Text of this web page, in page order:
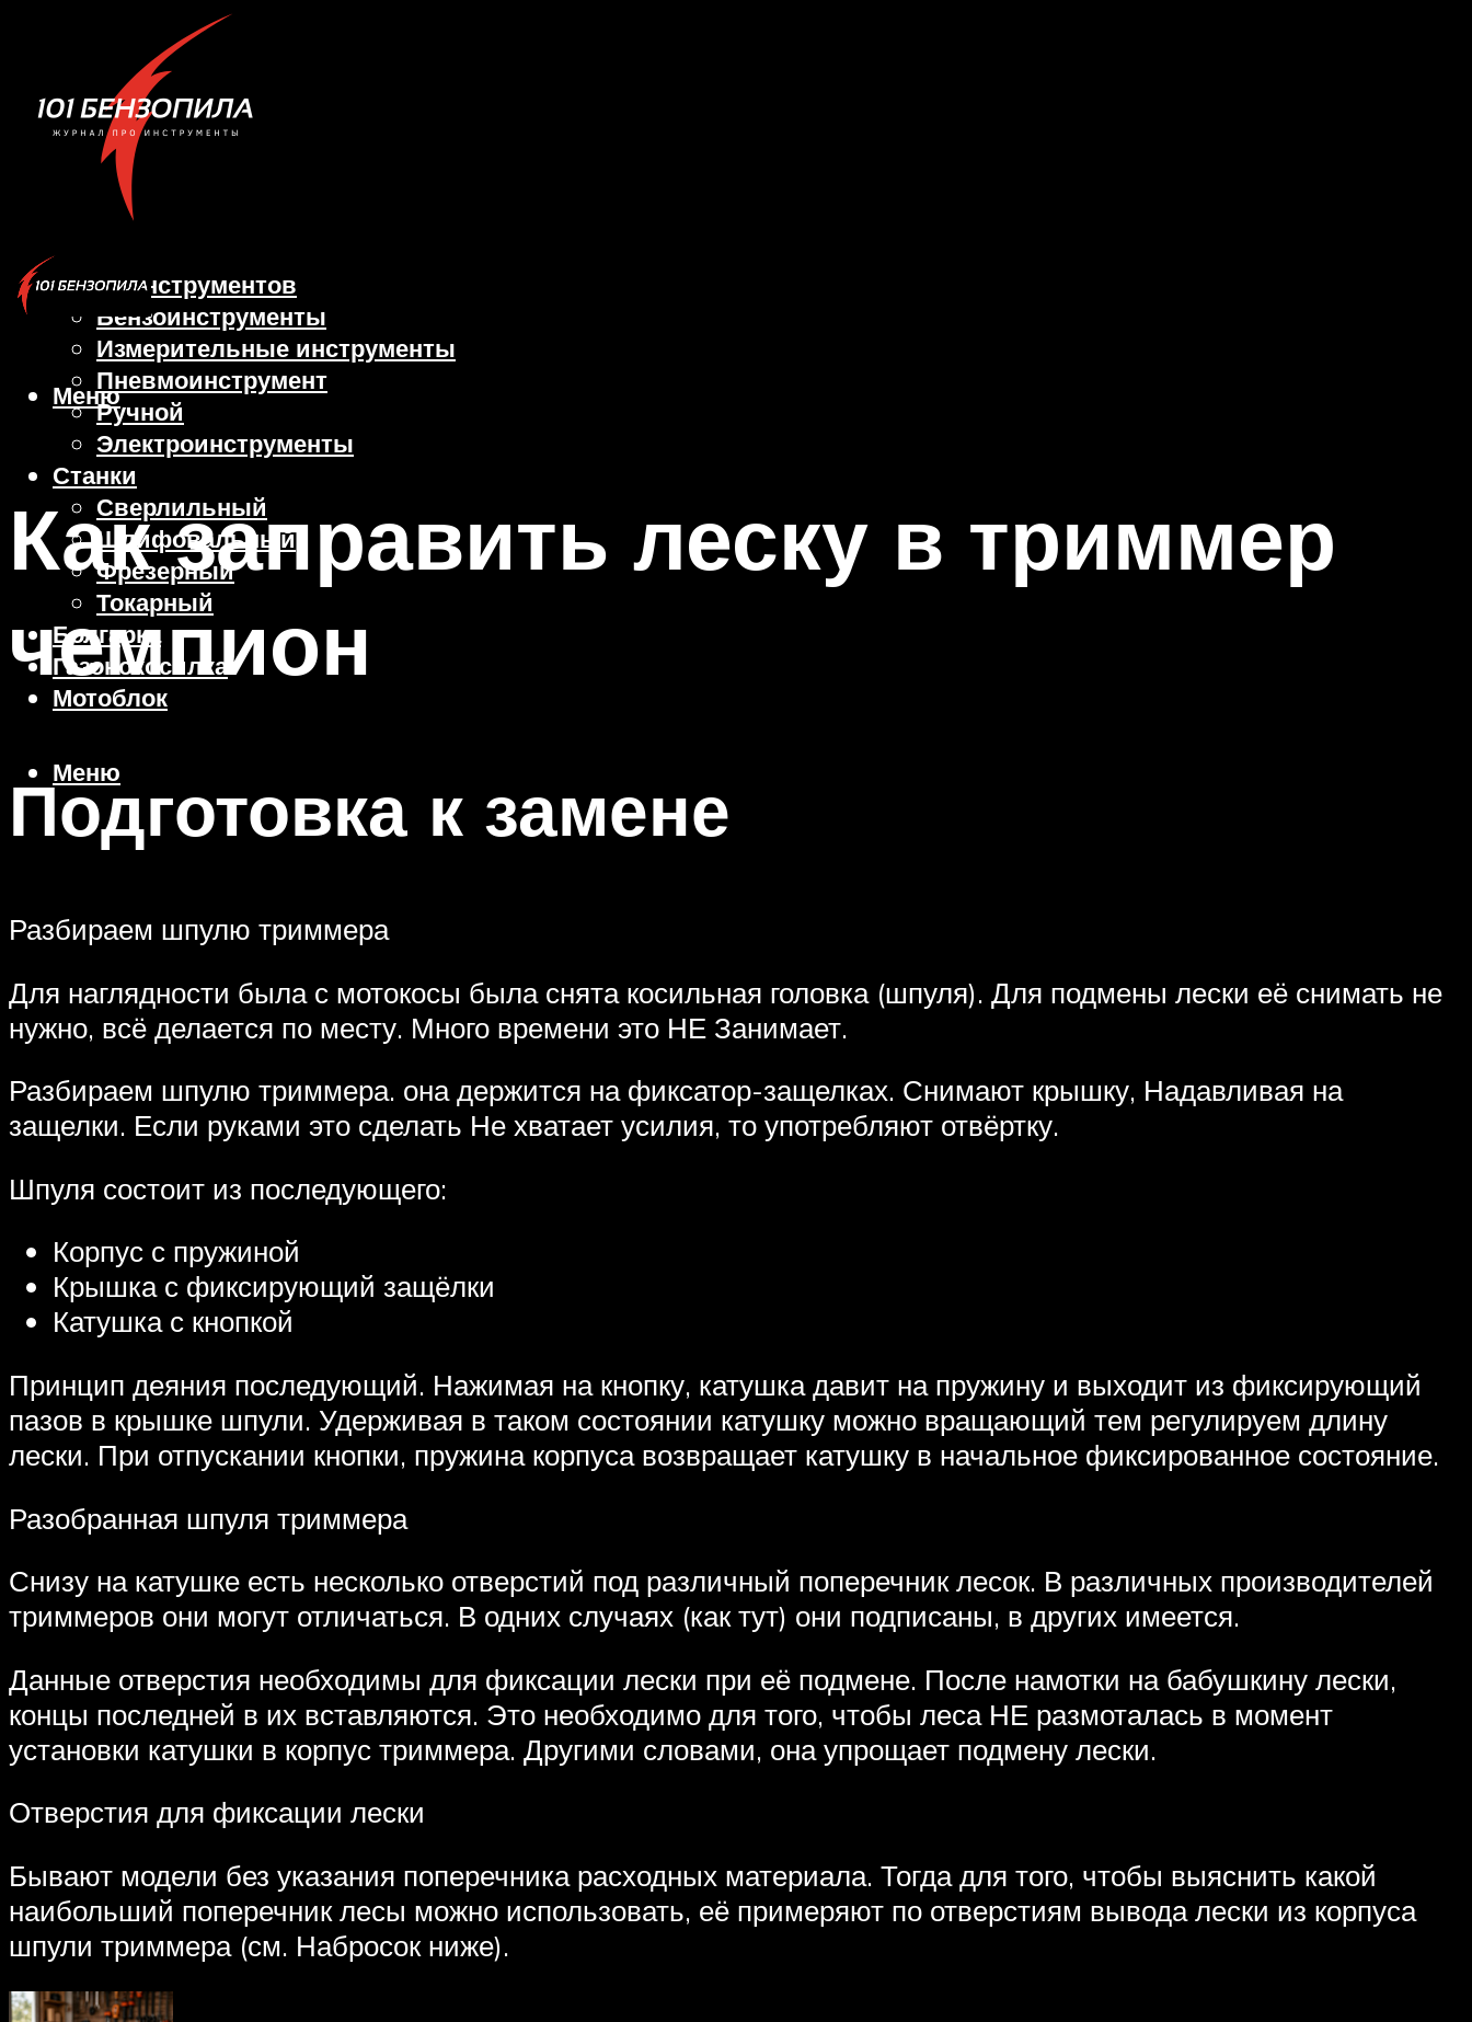
Виды инструментов
Бензоинструменты
Измерительные инструменты
Пневмоинструмент
Ручной
Электроинструменты
Станки
Сверлильный
Шлифовальный
Фрезерный
Токарный
Болгарка
Газонокосилка
Мотоблок
Меню
Меню
Как заправить леску в триммер
чемпион
Подготовка к замене
Разбираем шпулю триммера
Для наглядности была с мотокосы была снята косильная головка (шпуля). Для подмены лески её снимать не
нужно, всё делается по месту. Много времени это НЕ Занимает.
Разбираем шпулю триммера. она ​​держится на фиксатор-защелках. Снимают крышку, Надавливая на
защелки. Если руками это сделать Не хватает усилия, то употребляют отвёртку.
Шпуля состоит из последующего:
Корпус с пружиной
Крышка с фиксирующий защёлки
Катушка с кнопкой
Принцип деяния последующий. Нажимая на кнопку, катушка давит на пружину и выходит из фиксирующий
пазов в крышке шпули. Удерживая в таком состоянии катушку можно вращающий тем регулируем длину
лески. При отпускании кнопки, пружина корпуса возвращает катушку в начальное фиксированное состояние.
Разобранная шпуля триммера
Снизу на катушке есть несколько отверстий под различный поперечник лесок. В различных производителей
триммеров они могут отличаться. В одних случаях (как тут) они подписаны, в других имеется.
Данные отверстия необходимы для фиксации лески при её подмене. После намотки на бабушкину лески,
концы последней в их вставляются. Это необходимо для того, чтобы леса НЕ размоталась в момент
установки катушки в корпус триммера. Другими словами, она упрощает подмену лески.
Отверстия для фиксации лески
Бывают модели без указания поперечника расходных материала. Тогда для того, чтобы выяснить какой
наибольший поперечник лесы можно использовать, её примеряют по отверстиям вывода лески из корпуса
шпули триммера (см. Набросок ниже).